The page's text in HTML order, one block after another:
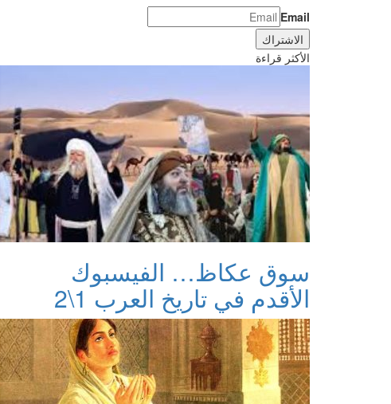
Email
الأكثر قراءة
سوق عكاظ… الفيسبوك
الأقدم في تاريخ العرب 1\2